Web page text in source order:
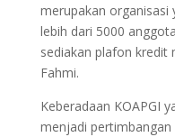
merupakan organisasi
lebih dari 5000
sediakan plafon kredit
Fahmi.
Keberadaan KOAPGI
menjadi